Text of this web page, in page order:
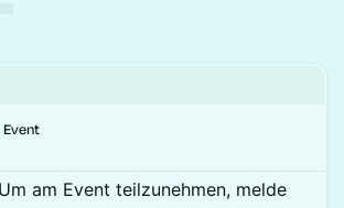
Event
am Event teilzunehmen, melde